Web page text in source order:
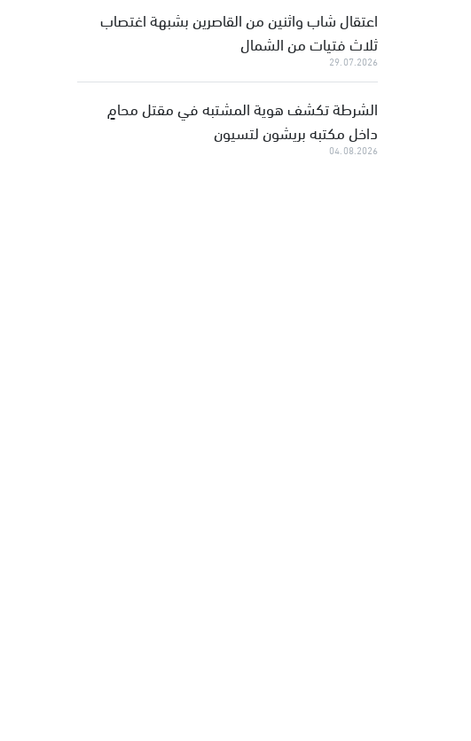
اعتقال شاب واثنين من القاصرين بشبهة اغتصاب
ثلاث فتيات من الشمال
29.07.2026
الشرطة تكشف هوية المشتبه في مقتل محامٍ
داخل مكتبه بريشون لتسيون
04.08.2026